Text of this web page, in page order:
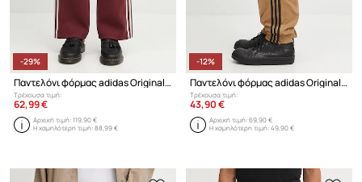
-29%
Παντελόνι φόρμας adidas Originals Prem Track Pants
Τρέχουσα τιμή:
62,99 €
Αρχική τιμή:119,90 €
Η χαμηλότερη τιμή:88,99 €
-12%
Παντελόνι φόρμας adidas Originals Firebird Pants
Τρέχουσα τιμή:
43,90 €
Αρχική τιμή:69,90 €
Η χαμηλότερη τιμή:49,90 €